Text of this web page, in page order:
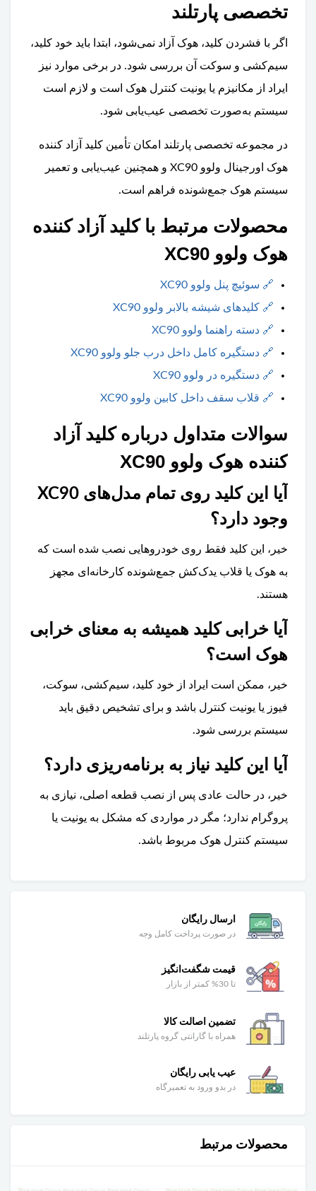
تخصصی پارتلند
اگر با فشردن کلید، هوک آزاد نمی‌شود، ابتدا باید خود کلید،
سیم‌کشی و سوکت آن بررسی شود. در برخی موارد نیز
ایراد از مکانیزم یا یونیت کنترل هوک است و لازم است
سیستم به‌صورت تخصصی عیب‌یابی شود.
در مجموعه تخصصی پارتلند امکان تأمین کلید آزاد کننده
هوک اورجینال ولوو XC90 و همچنین عیب‌یابی و تعمیر
سیستم هوک جمع‌شونده فراهم است.
محصولات مرتبط با کلید آزاد کننده
هوک ولوو XC90
🔗 سوئیچ پنل ولوو XC90
🔗 کلیدهای شیشه بالابر ولوو XC90
🔗 دسته راهنما ولوو XC90
🔗 دستگیره کامل داخل درب جلو ولوو XC90
🔗 دستگیره در ولوو XC90
🔗 قلاب سقف داخل کابین ولوو XC90
سوالات متداول درباره کلید آزاد
کننده هوک ولوو XC90
آیا این کلید روی تمام مدل‌های XC90
وجود دارد؟
خیر، این کلید فقط روی خودروهایی نصب شده است که
به هوک یا قلاب یدک‌کش جمع‌شونده کارخانه‌ای مجهز
هستند.
آیا خرابی کلید همیشه به معنای خرابی
هوک است؟
خیر، ممکن است ایراد از خود کلید، سیم‌کشی، سوکت،
فیوز یا یونیت کنترل باشد و برای تشخیص دقیق باید
سیستم بررسی شود.
آیا این کلید نیاز به برنامه‌ریزی دارد؟
خیر، در حالت عادی پس از نصب قطعه اصلی، نیازی به
پروگرام ندارد؛ مگر در مواردی که مشکل به یونیت یا
سیستم کنترل هوک مربوط باشد.
ارسال رایگان
در صورت پرداخت کامل وجه
قیمت شگفت‌انگیز
تا 30% کمتر از بازار
تضمین اصالت کالا
همراه با گارانتی گروه پارتلند
عیب یابی رایگان
در بدو ورود به تعمیرگاه
محصولات مرتبط